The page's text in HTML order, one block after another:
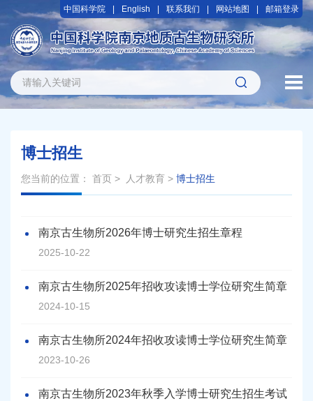
中国科学院 English 联系我们 网站地图 邮箱登录
博士招生
您当前的位置： 首页 > 人才教育 > 博士招生
南京古生物所2026年博士研究生招生章程
2025-10-22
南京古生物所2025年招收攻读博士学位研究生简章
2024-10-15
南京古生物所2024年招收攻读博士学位研究生简章
2023-10-26
南京古生物所2023年秋季入学博士研究生招生考试